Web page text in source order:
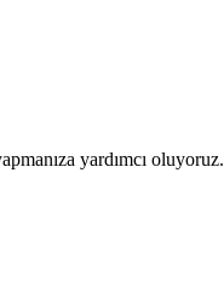
yardımcı oluyoruz.